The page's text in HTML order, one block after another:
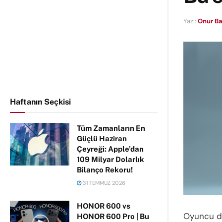
Haftanın Seçkisi
Tüm Zamanların En
Güçlü Haziran
Çeyreği: Apple’dan
109 Milyar Dolarlık
Bilanço Rekoru!
31 TEMMUZ 2026
HONOR 600 vs
HONOR 600 Pro | Bu
Yazı: Onur
Oyuncu